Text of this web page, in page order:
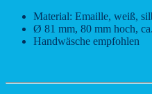
Material: Emaille, weiß,
Ø 81 mm, 80 mm hoch,
Handwäsche empfohlen